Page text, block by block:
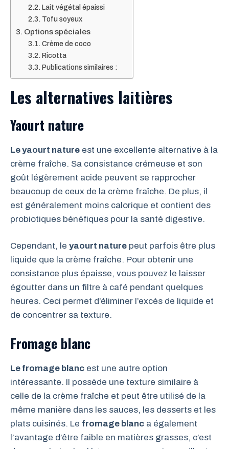
Lait végétal épaissi
Tofu soyeux
Options spéciales
Crème de coco
Ricotta
Publications similaires :
Les alternatives laitières
Yaourt nature
Le yaourt nature est une excellente alternative à la
crème fraîche. Sa consistance crémeuse et son
goût légèrement acide peuvent se rapprocher
beaucoup de ceux de la crème fraîche. De plus, il
est généralement moins calorique et contient des
probiotiques bénéfiques pour la santé digestive.
Cependant, le yaourt nature peut parfois être plus
liquide que la crème fraîche. Pour obtenir une
consistance plus épaisse, vous pouvez le laisser
égoutter dans un filtre à café pendant quelques
heures. Ceci permet d’éliminer l’excès de liquide et
de concentrer sa texture.
Fromage blanc
Le fromage blanc est une autre option
intéressante. Il possède une texture similaire à
celle de la crème fraîche et peut être utilisé de la
même manière dans les sauces, les desserts et les
plats cuisinés. Le fromage blanc a également
l’avantage d’être faible en matières grasses, c’est